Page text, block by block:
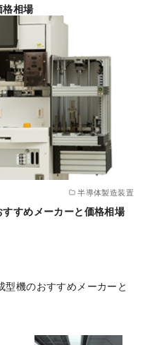
格相場
半導体製造装置
すめメーカーと価格相場
型機のおすすめメーカーと